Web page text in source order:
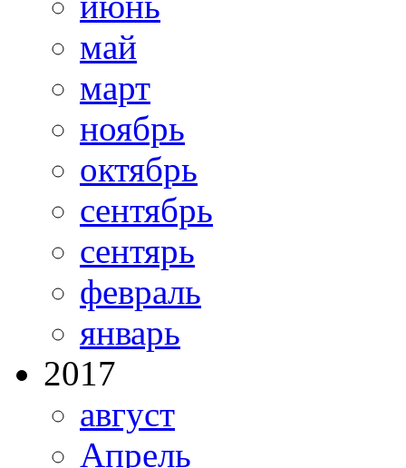
май
март
ноябрь
октябрь
сентябрь
сентярь
февраль
январь
2017
август
Апрель